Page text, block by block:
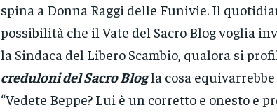
spina a Donna Raggi delle Funivie. Il
possibilità che il Vate del Sacro Blog voglia
la Sindaca del Libero Scambio, qualora si
creduloni del Sacro Blogla cosa
“Vedete Beppe? Lui è un corretto e onesto e